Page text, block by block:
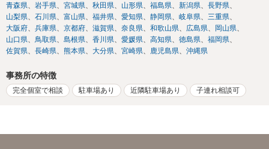
青森県
岩手県 宮城県 秋田県 山形県 福島県 新潟県
長野県
山梨県
石川県 富山県 福井県 愛知県 静岡県 岐阜県
三重県
大阪府
兵庫県 京都府 滋賀県 奈良県 和歌山県 広島県
岡山県
山口県
鳥取県 島根県 香川県 愛媛県 高知県 徳島県
福岡県
佐賀県
長崎県 熊本県 大分県 宮崎県 鹿児島県 沖縄県
事務所の特徴
完全個室で相談 駐車場あり 近隣駐車場あり 子連れ相談可